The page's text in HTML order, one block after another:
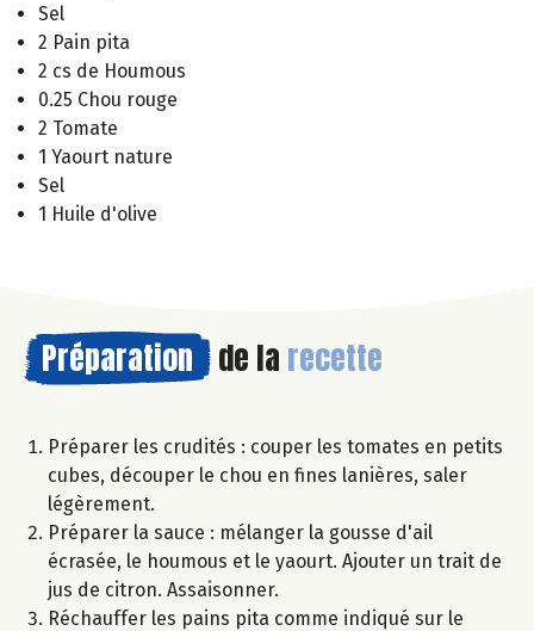
Sel
2 Pain pita
2 cs de Houmous
0.25 Chou rouge
2 Tomate
1 Yaourt nature
Sel
1 Huile d'olive
Préparation de la recette
Préparer les crudités : couper les tomates en petits
cubes, découper le chou en fines lanières, saler
légèrement.
Préparer la sauce : mélanger la gousse d'ail
écrasée, le houmous et le yaourt. Ajouter un trait de
jus de citron. Assaisonner.
Réchauffer les pains pita comme indiqué sur le